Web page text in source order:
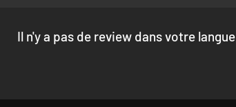
Il n'y a pas de review dans votre langue